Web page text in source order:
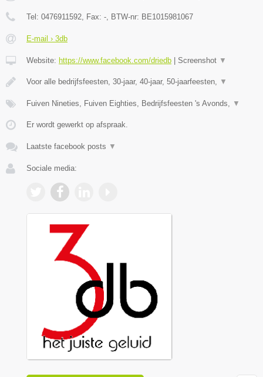
Tel: 0476911592 , Fax: - , BTW-nr: BE1015981067
E-mail › 3db
Website: https://www.facebook.com/driedb Screenshot ▼
Voor alle bedrijfsfeesten, 30-jaar, 40-jaar, 50-jaarfeesten, ▼
Fuiven Nineties, Fuiven Eighties, Bedrijfsfeesten 's Avonds, ▼
Er wordt gewerkt op afspraak.
Laatste facebook posts ▼
Sociale media: